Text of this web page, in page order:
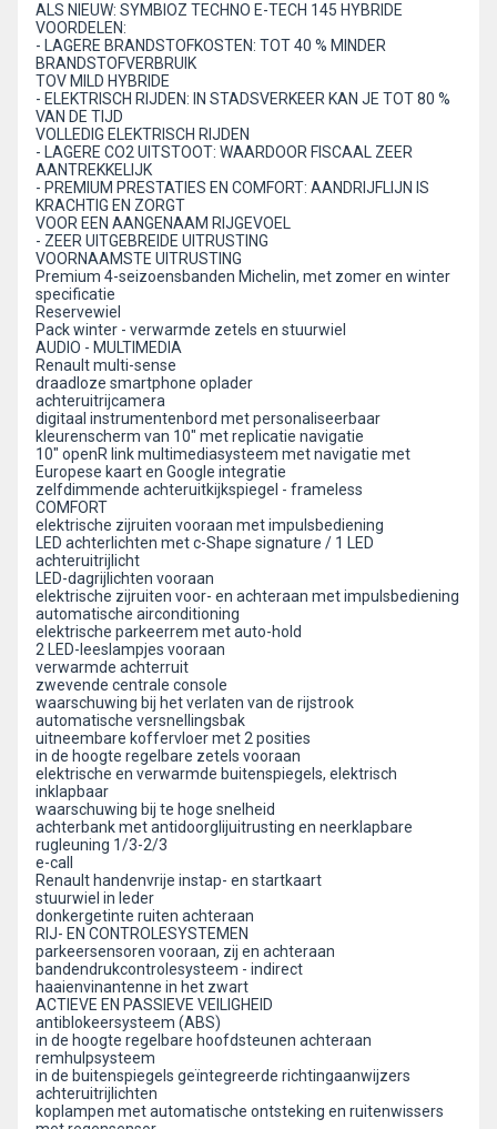
ALS NIEUW: SYMBIOZ TECHNO E-TECH 145 HYBRIDE
VOORDELEN:
- LAGERE BRANDSTOFKOSTEN: TOT 40 % MINDER
BRANDSTOFVERBRUIK
TOV MILD HYBRIDE
- ELEKTRISCH RIJDEN: IN STADSVERKEER KAN JE TOT 80 %
VAN DE TIJD
VOLLEDIG ELEKTRISCH RIJDEN
- LAGERE CO2 UITSTOOT: WAARDOOR FISCAAL ZEER
AANTREKKELIJK
- PREMIUM PRESTATIES EN COMFORT: AANDRIJFLIJN IS
KRACHTIG EN ZORGT
VOOR EEN AANGENAAM RIJGEVOEL
- ZEER UITGEBREIDE UITRUSTING
VOORNAAMSTE UITRUSTING
Premium 4-seizoensbanden Michelin, met zomer en winter
specificatie
Reservewiel
Pack winter - verwarmde zetels en stuurwiel
AUDIO - MULTIMEDIA
Renault multi-sense
draadloze smartphone oplader
achteruitrijcamera
digitaal instrumentenbord met personaliseerbaar
kleurenscherm van 10" met replicatie navigatie
10" openR link multimediasysteem met navigatie met
Europese kaart en Google integratie
zelfdimmende achteruitkijkspiegel - frameless
COMFORT
elektrische zijruiten vooraan met impulsbediening
LED achterlichten met c-Shape signature / 1 LED
achteruitrijlicht
LED-dagrijlichten vooraan
elektrische zijruiten voor- en achteraan met impulsbediening
automatische airconditioning
elektrische parkeerrem met auto-hold
2 LED-leeslampjes vooraan
verwarmde achterruit
zwevende centrale console
waarschuwing bij het verlaten van de rijstrook
automatische versnellingsbak
uitneembare koffervloer met 2 posities
in de hoogte regelbare zetels vooraan
elektrische en verwarmde buitenspiegels, elektrisch
inklapbaar
waarschuwing bij te hoge snelheid
achterbank met antidoorglijuitrusting en neerklapbare
rugleuning 1/3-2/3
e-call
Renault handenvrije instap- en startkaart
stuurwiel in leder
donkergetinte ruiten achteraan
RIJ- EN CONTROLESYSTEMEN
parkeersensoren vooraan, zij en achteraan
bandendrukcontrolesysteem - indirect
haaienvinantenne in het zwart
ACTIEVE EN PASSIEVE VEILIGHEID
antiblokeersysteem (ABS)
in de hoogte regelbare hoofdsteunen achteraan
remhulpsysteem
in de buitenspiegels geïntegreerde richtingaanwijzers
achteruitrijlichten
koplampen met automatische ontsteking en ruitenwissers